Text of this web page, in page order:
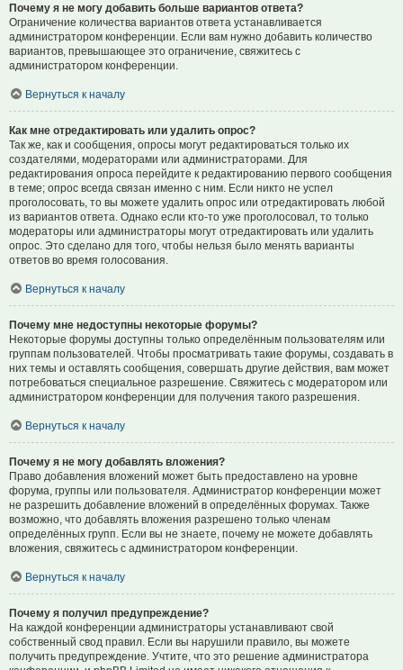
Почему я не могу добавить больше вариантов ответа?
Ограничение количества вариантов ответа устанавливается
администратором конференции. Если вам нужно добавить количество
вариантов, превышающее это ограничение, свяжитесь с
администратором конференции.
Вернуться к началу
Как мне отредактировать или удалить опрос?
Так же, как и сообщения, опросы могут редактироваться только их
создателями, модераторами или администраторами. Для
редактирования опроса перейдите к редактированию первого сообщения
в теме; опрос всегда связан именно с ним. Если никто не успел
проголосовать, то вы можете удалить опрос или отредактировать любой
из вариантов ответа. Однако если кто-то уже проголосовал, то только
модераторы или администраторы могут отредактировать или удалить
опрос. Это сделано для того, чтобы нельзя было менять варианты
ответов во время голосования.
Вернуться к началу
Почему мне недоступны некоторые форумы?
Некоторые форумы доступны только определённым пользователям или
группам пользователей. Чтобы просматривать такие форумы, создавать в
них темы и оставлять сообщения, совершать другие действия, вам может
потребоваться специальное разрешение. Свяжитесь с модератором или
администратором конференции для получения такого разрешения.
Вернуться к началу
Почему я не могу добавлять вложения?
Право добавления вложений может быть предоставлено на уровне
форума, группы или пользователя. Администратор конференции может
не разрешить добавление вложений в определённых форумах. Также
возможно, что добавлять вложения разрешено только членам
определённых групп. Если вы не знаете, почему не можете добавлять
вложения, свяжитесь с администратором конференции.
Вернуться к началу
Почему я получил предупреждение?
На каждой конференции администраторы устанавливают свой
собственный свод правил. Если вы нарушили правило, вы можете
получить предупреждение. Учтите, что это решение администратора